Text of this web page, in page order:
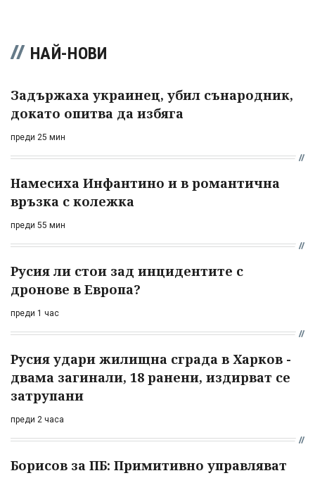
НАЙ-НОВИ
Задържаха украинец, убил сънародник,
докато опитва да избяга
преди 25 мин
Намесиха Инфантино и в романтична
връзка с колежка
преди 55 мин
Русия ли стои зад инцидентите с
дронове в Европа?
преди 1 час
Русия удари жилищна сграда в Харков -
двама загинали, 18 ранени, издирват се
затрупани
преди 2 часа
Борисов за ПБ: Примитивно управляват